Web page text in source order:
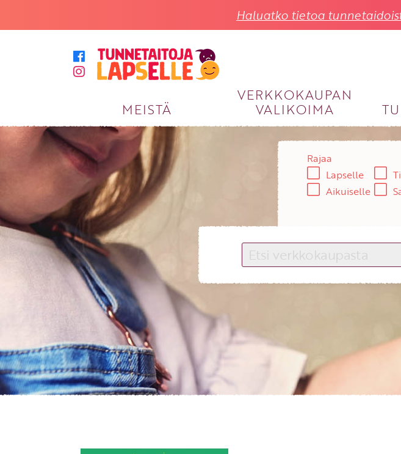
Haluatko tietoa
MEISTÄ
VERKKOKAUPAN
VALIKOIMA
Rajaa
Lapselle
Aikuiselle